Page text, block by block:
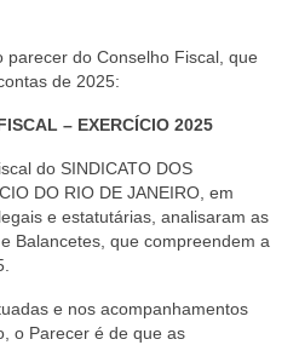
RJ
para Empresas
do Conselho Fiscal, que
de 2025:
– EXERCÍCIO 2025
do SINDICATO DOS
DO RIO DE JANEIRO, em
e estatutárias, analisaram as
Balancetes, que compreendem a
e nos acompanhamentos
o Parecer é de que as